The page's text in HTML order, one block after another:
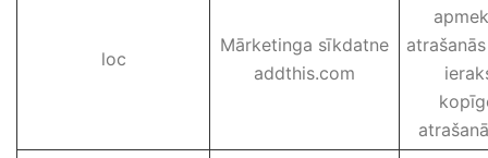
loc
Mārketinga sīkdatne
addthis.com